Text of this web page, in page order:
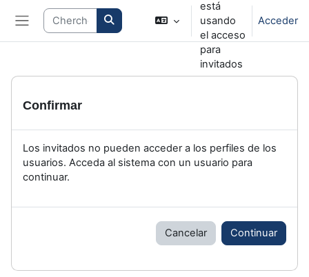
Salta al contenido principal
Panel lateral
Search courses
está
usando
el acceso
para
invitados
Acceder
Confirmar
Los invitados no pueden acceder a los perfiles de los
usuarios. Acceda al sistema con un usuario para
continuar.
Cancelar Continuar